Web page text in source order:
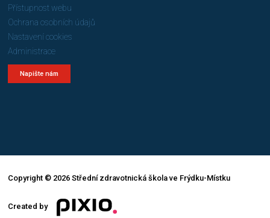
Přístupnost webu
Ochrana osobních údajů
Nastavení cookies
Administrace
Napište nám
Copyright © 2026 Střední zdravotnická škola ve Frýdku-Místku
Created by